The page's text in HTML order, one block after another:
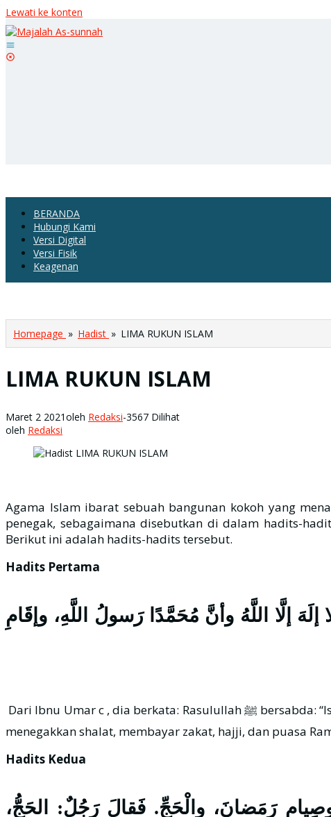
Lewati ke konten
BERANDA
Hubungi Kami
Versi Digital
Versi Fisik
Keagenan
Homepage » Hadist » LIMA RUKUN ISLAM
LIMA RUKUN ISLAM
Maret 2 2021oleh Redaksi-3567 Dilihat
oleh Redaksi
Agama Islam ibarat sebuah bangunan kokoh yang
penegak, sebagaimana disebutkan di dalam hadits-
Berikut ini adalah hadits-hadits tersebut.
Hadits Pertama
إلَّا اللَّهُ وأنَّ مُحَمَّدًا رَسولُ اللَّهِ، وإقَامِ
Dari Ibnu Umar c , dia berkata: Rasulullah ﷺ bersabda: “Islam dibangun di atas lima (tonggak): Syahadat Laa ilaaha illa Allah dan (syahadat) Muhammad Rasulullah,
menegakkan shalat, membayar zakat, hajji, dan puasa
Hadits Kedua
وصِيامِ رَمَضانَ، والْحَجِّ. فَقالَ رَجُلٌ: الحَجُّ،